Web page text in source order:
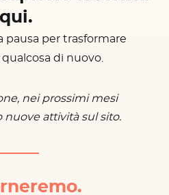
qui.
pausa per trasformare
di nuovo.
nei prossimi mesi
nuove attività sul sito.